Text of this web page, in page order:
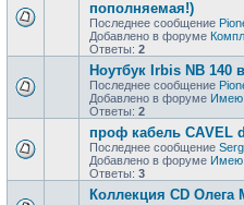
пополняемая!)
Последнее сообщение
Добавлено в форуме
Ответы: 2
Ноутбук Irbis NB 140
Последнее сообщение
Добавлено в форуме Имею
Ответы: 2
проф кaбель CАVЕL
Последнее сообщение
Добавлено в форуме Имею
Ответы: 3
Коллекция CD Олега